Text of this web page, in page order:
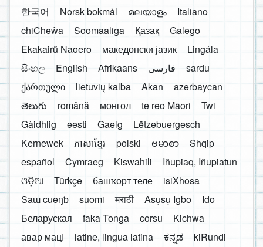
한국어
Norsk bokmål മലയാളം
Italiano
chiCheŵa
Soomaaliga Қазақ
Galego
Ekakairũ Naoero
македонски јазик
Lingála
සිංහල
English Afrikaans فارسی
sardu
ქართული
lietuvių kalba Akan
azərbaycan
తెలుగు
română монгол te reo Māori
Twi
Gàidhlig
eesti Gaelg
Lëtzebuergesch
Kernewek
ភាសាខ្មែរ polski ဗမာစာ
Shqip
español
Cymraeg Kiswahili
Iñupiaq, Iñupiatun
ଓଡ଼ିଆ
Türkçe башҡорт теле
isiXhosa
Saɯ cueŋƅ
suomi मराठी Asụsụ Igbo
Ido
Беларуская
faka Tonga corsu
Kichwa
авар мацӀ
latine, lingua latina ಕನ್ನಡ
kiRundi